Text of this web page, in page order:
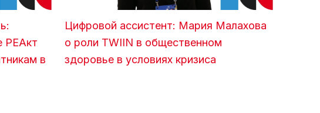
РЕАкт
в
Цифровой ассистент: Мария Малахова
о роли TWIIN в общественном
здоровье в условиях кризиса